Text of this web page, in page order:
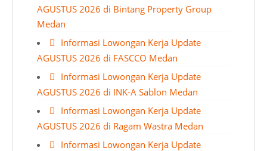
AGUSTUS 2026 di Bintang Property Group
Medan
Informasi Lowongan Kerja Update
AGUSTUS 2026 di FASCCO Medan
Informasi Lowongan Kerja Update
AGUSTUS 2026 di INK-A Sablon Medan
Informasi Lowongan Kerja Update
AGUSTUS 2026 di Ragam Wastra Medan
Informasi Lowongan Kerja Update